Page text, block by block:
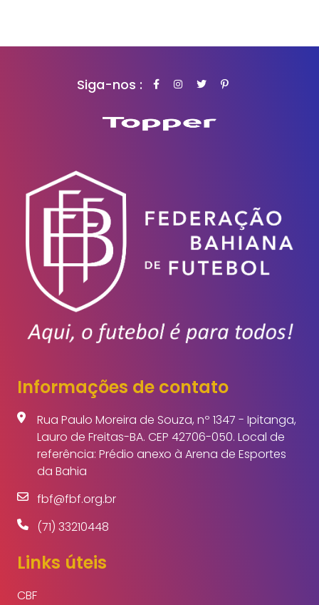
Siga-nos :
Informações de contato
Rua Paulo Moreira de Souza, nº 1347 - Ipitanga,
Lauro de Freitas-BA. CEP 42706-050. Local de
referência: Prédio anexo à Arena de Esportes
da Bahia
fbf@fbf.org.br
(71) 33210448
Links úteis
CBF